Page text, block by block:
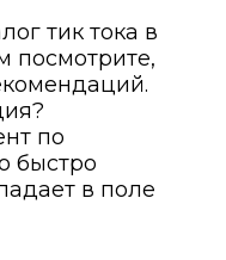
тик тока в
посмотрите,
по
быстро
в поле